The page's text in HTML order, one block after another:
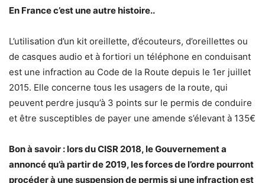
En France c’est une autre histoire..
L’utilisation d’un kit oreillette, d’écouteurs, d’oreillettes ou
de casques audio et à fortiori un téléphone en conduisant
est une infraction au Code de la Route depuis le 1er juillet
2015. Elle concerne tous les usagers de la route, qui
peuvent perdre jusqu’à 3 points sur le permis de conduire
et être susceptibles de payer une amende s’élevant à 135€
Bon à savoir : lors du CISR 2018, le Gouvernement a
annoncé qu’à partir de 2019, les forces de l’ordre pourront
procéder à une suspension de permis si une infraction est